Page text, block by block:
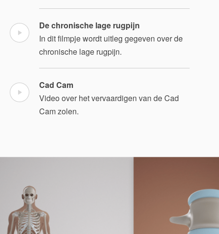
De chronische lage rugpijn
In dit filmpje wordt uitleg gegeven over de
chronische lage rugpijn.
Cad Cam
Video over het vervaardigen van de Cad
Cam zolen.